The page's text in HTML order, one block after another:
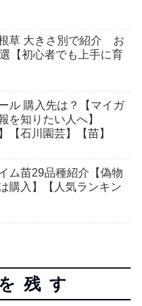
草 大きさ別で紹介 お
【初心者でも上手に育
ル 購入先は？【マイガ
を知りたい人へ】
【石川園芸】【苗】
ム苗29品種紹介【偽物
購入】【人気ランキン
残す